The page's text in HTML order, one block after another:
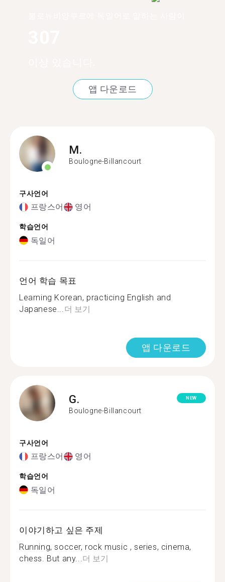
앱 다운로드
M.
Boulogne-Billancourt
구사언어
프랑스어 영어
학습언어
독일어
언어 학습 목표
Learning Korean, practicing English and
Japanese... 더 보기
앱 다운로드
G.
Boulogne-Billancourt
NEW
구사언어
프랑스어 영어
학습언어
독일어
이야기하고 싶은 주제
Running, soccer, rock music , series, cinema,
chess. But any... 더 보기